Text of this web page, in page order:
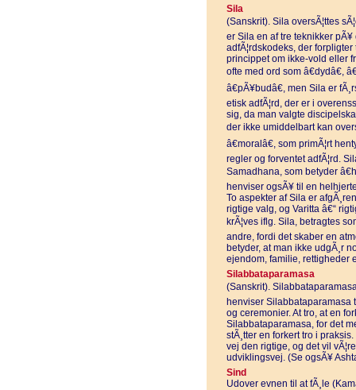
Sila
(Sanskrit). Sila oversÃ¦ttes
er Sila en af tre teknikker
adfÃ¦rdskodeks, der
princippet om ikke-vold eller
ofte med ord som â€dydâ€,
â€pÃ¥budâ€, men Sila er
etisk adfÃ¦rd, der er i
sig, da man valgte
der ikke umiddelbart kan
â€moralâ€, som primÃ¦rt
regler og forventet adfÃ¦rd.
Samadhana, som betyder
henviser ogsÃ¥ til en
To aspekter af Sila er
rigtige valg, og Varitta â€“
krÃ¦ves iflg. Sila, betragtes
andre, fordi det skaber en
betyder, at man ikke udgÃ¸r
ejendom, familie, rettigheder
Silabbataparamasa
(Sanskrit).
henviser Silabbataparamasa
og ceremonier. At tro, at en
Silabbataparamasa, for det
stÃ¸tter en forkert tro i
vej den rigtige, og det vil
udviklingsvej. (Se ogsÃ¥
Sind
Udover evnen til at fÃ¸le